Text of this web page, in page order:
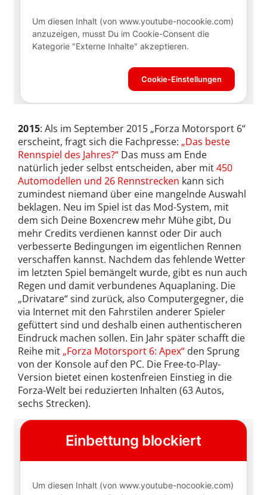
2015: Als im September 2015 „Forza Motorsport 6“
erscheint, fragt sich die Fachpresse: „Das beste
Rennspiel des Jahres?“ Das muss am Ende
natürlich jeder selbst entscheiden, aber mit450
Automodellen und 26 Rennstrecken kann sich
zumindest niemand über eine mangelnde Auswahl
beklagen. Neu im Spiel ist das Mod-System, mit
dem sich Deine Boxencrew mehr Mühe gibt, Du
mehr Credits verdienen kannst oder Dir auch
verbesserte Bedingungen im eigentlichen Rennen
verschaffen kannst. Nachdem das fehlende Wetter
im letzten Spiel bemängelt wurde, gibt es nun auch
Regen und damit verbundenes Aquaplaning. Die
„Drivatare“ sind zurück, also Computergegner, die
via Internet mit den Fahrstilen anderer Spieler
gefüttert sind und deshalb einen authentischeren
Eindruck machen sollen. Ein Jahr später schafft die
Reihe mit „Forza Motorsport 6: Apex“ den Sprung
von der Konsole auf den PC. Die Free-to-Play-
Version bietet einen kostenfreien Einstieg in die
Forza-Welt bei reduzierten Inhalten (63 Autos,
sechs Strecken).